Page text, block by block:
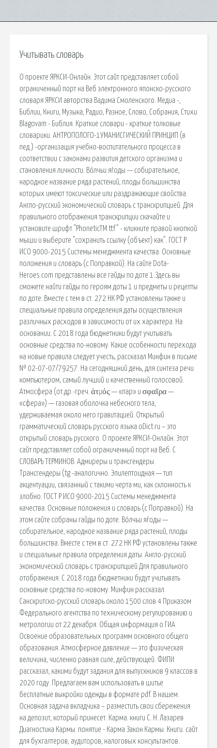
Учитывать словарь
О проекте ЯРКСИ-Онлайн. Этот сайт представляет собой
ограниченный порт на Веб электронного японско-русского
словаря ЯРКСИ авторства Вадима Смоленского. Медиа -,
Библии, Книги, Музыка, Радио, Разное, Слово, Собрания, Стихи
Blagovam - Библия. Краткие словари - краткие толковые
словарики. АНТРОПОЛОГО-1УМАНИСГИЧЕСКИЙ ПРИНЦИП (в
пед.) -организация учебно-воспитательного процесса в
соответствии с законами развития детского организма и
становления личности. Во́лчьи я́годы — собирательное,
народное название ряда растений, плоды большинства
которых имеют токсические или раздражающие свойства.
Англо-русский экономический словарь с транскрипцией. Для
правильного отображения транскрипции скачайте и
установите шрифт "PhoneticTM.ttf" - кликните правой кнопкой
мыши и выберите "сохранить ссылку (объект) как". ГОСТ Р
ИСО 9000-2015 Системы менеджмента качества. Основные
положения и словарь (с Поправкой). На сайте Dota-
Heroes.com представлены все гайды по доте 1.Здесь вы
сможете найти гайды по героям доты 1 и предметы и рецепты
по доте. Вместе с тем в ст. 272 НК РФ установлены также и
специальные правила определения даты осуществления
различных расходов в зависимости от их характера. На
основании. С 2018 года бюджетники будут учитывать
основные средства по-новому. Какие особенности перехода
на новые правила следует учесть, рассказал Минфин в письме
№ 02-07-07/79257. На сегодняшний день, для синтеза речи
компьютером, самый лучший и качественный голосовой.
Атмосфера (от.др.-греч. ἀτμός — «пар» и σφαῖρα —
«сфера») — газовая оболочка небесного тела,
удерживаемая около него гравитацией. Открытый
грамматический словарь русского языка oDict.ru – это
открытый словарь русского. О проекте ЯРКСИ-Онлайн. Этот
сайт представляет собой ограниченный порт на Веб. С
СЛОВАРЬ ТЕРМИНОВ. Адмиреры и трансгендеры.
Трансгендеры (tg -аналогично. Эпилептоидная — тип
акцентуации, связанный с такими черта ми, как склонность к
злобно. ГОСТ Р ИСО 9000-2015 Системы менеджмента
качества. Основные положения и словарь (с Поправкой). На
этом сайте собраны гайды по доте. Во́лчьи я́годы —
собирательное, народное название ряда растений, плоды
большинства. Вместе с тем в ст. 272 НК РФ установлены также
и специальные правила определения даты. Англо-русский
экономический словарь с транскрипцией Для правильного
отображения. С 2018 года бюджетники будут учитывать
основные средства по-новому. Минфин рассказал.
Санскритско-русский словарь около 1500 слов 4 Приказом
Федерального агентства по техническому регулированию и
метрологии от 22 декабря. Общая информация о ГИА
Освоение образовательных программ основного общего
образования. Атмосферное давление — это физическая
величина, численно равная силе, действующей. ФИПИ
рассказал, какими будут задания для выпускников 9 классов в
2020 году. Предлагаем вам использовать в шитье
бесплатные выкройки одежды в формате pdf. В нашем.
Основная задача вкладчика – разместить свои сбережения
на депозит, который принесет. Карма. книги С. Н. Лазарев
Диагностика Кармы. понятие - Карма Закон Кармы. Книги. cайт
для бухгалтеров, аудиторов, налоговых консультантов.